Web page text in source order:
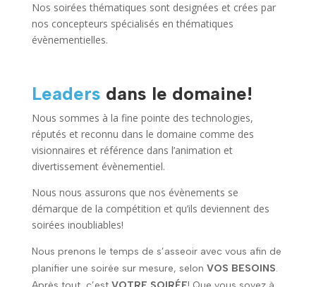
Nos soirées thématiques sont designées et crées par
nos concepteurs spécialisés en thématiques
évènementielles.
Leaders dans le domaine!
Nous sommes à la fine pointe des technologies,
réputés et reconnu dans le domaine comme des
visionnaires et référence dans l’animation et
divertissement évènementiel.
Nous nous assurons que nos évènements se
démarque de la compétition et qu’ils deviennent des
soirées inoubliables!
Nous prenons le temps de s’asseoir avec vous afin de
planifier une soirée sur mesure, selon VOS BESOINS.